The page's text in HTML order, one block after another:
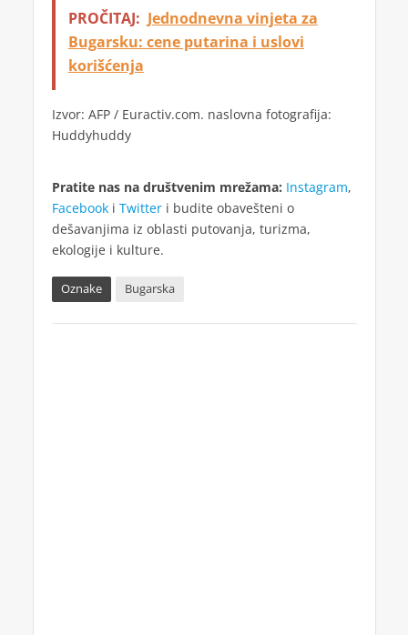
PROČITAJ: Jednodnevna vinjeta za
Bugarsku: cene putarina i uslovi
korišćenja
Izvor: AFP / Euractiv.com. naslovna fotografija:
Huddyhuddy
Pratite nas na društvenim mrežama: Instagram,
Facebooki Twitteri budite obavešteni o
dešavanjima iz oblasti putovanja, turizma,
ekologije i kulture.
Oznake Bugarska